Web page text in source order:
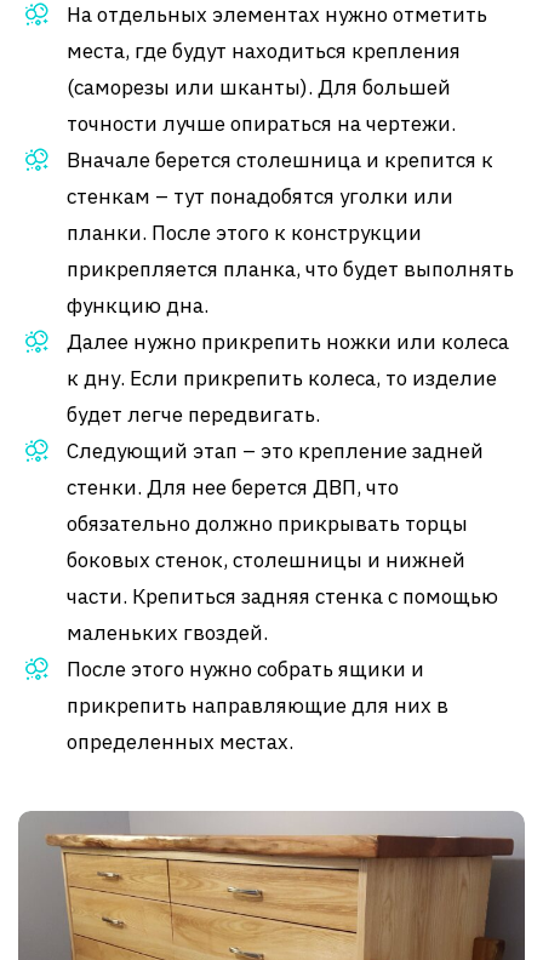
На отдельных элементах нужно отметить
места, где будут находиться крепления
(саморезы или шканты). Для большей
точности лучше опираться на чертежи.
Вначале берется столешница и крепится к
стенкам – тут понадобятся уголки или
планки. После этого к конструкции
прикрепляется планка, что будет выполнять
функцию дна.
Далее нужно прикрепить ножки или колеса
к дну. Если прикрепить колеса, то изделие
будет легче передвигать.
Следующий этап – это крепление задней
стенки. Для нее берется ДВП, что
обязательно должно прикрывать торцы
боковых стенок, столешницы и нижней
части. Крепиться задняя стенка с помощью
маленьких гвоздей.
После этого нужно собрать ящики и
прикрепить направляющие для них в
определенных местах.